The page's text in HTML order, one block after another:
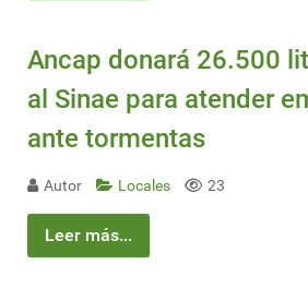
Ancap donará 26.500
al Sinae para atender
ante tormentas
Autor Locales 23
Leer más...